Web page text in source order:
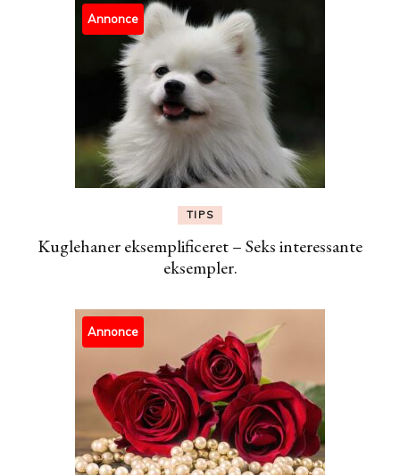
Annonce
TIPS
Kuglehaner eksemplificeret – Seks interessante
eksempler.
Annonce